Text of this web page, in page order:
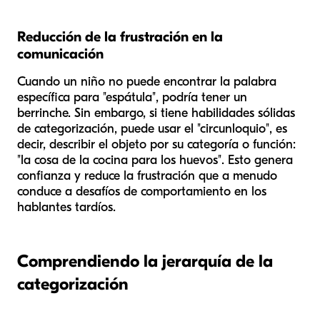
Reducción de la frustración en la
comunicación
Cuando un niño no puede encontrar la palabra
específica para "espátula", podría tener un
berrinche. Sin embargo, si tiene habilidades sólidas
de categorización, puede usar el "circunloquio", es
decir, describir el objeto por su categoría o función:
"la cosa de la cocina para los huevos". Esto genera
confianza y reduce la frustración que a menudo
conduce a desafíos de comportamiento en los
hablantes tardíos.
Comprendiendo la jerarquía de la
categorización